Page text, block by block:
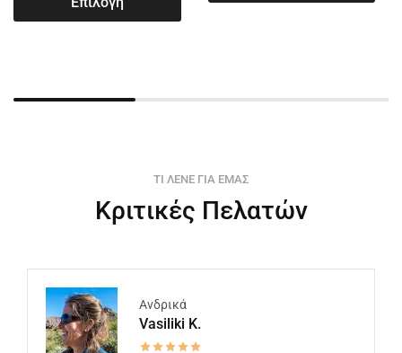
ΤΙ ΛΕΝΕ ΓΙΑ ΕΜΑΣ
Κριτικές Πελατών
Ανδρικά
Vasiliki K.